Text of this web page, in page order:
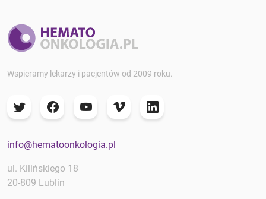
Wspieramy lekarzy i pacjentów od 2009 roku.
info@hematoonkologia.pl
ul. Kilińskiego 18
20-809 Lublin